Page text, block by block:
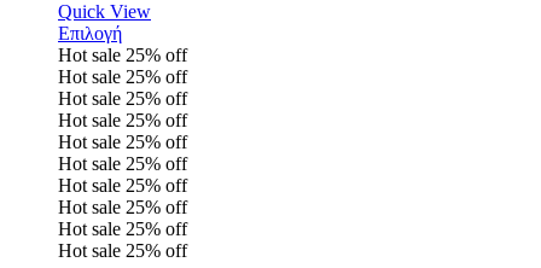
Quick View
Επιλογή
Hot sale 25% off
Hot sale 25% off
Hot sale 25% off
Hot sale 25% off
Hot sale 25% off
Hot sale 25% off
Hot sale 25% off
Hot sale 25% off
Hot sale 25% off
Hot sale 25% off